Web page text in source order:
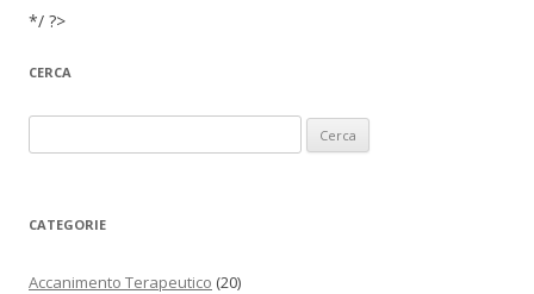
*/ ?>
CERCA
CATEGORIE
Accanimento Terapeutico (20)